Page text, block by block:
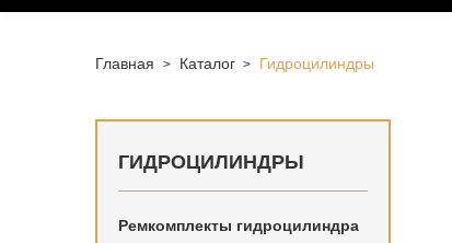
Главная Каталог Гидроцилиндры
ГИДРОЦИЛИНДРЫ
Ремкомплекты гидроцилиндра